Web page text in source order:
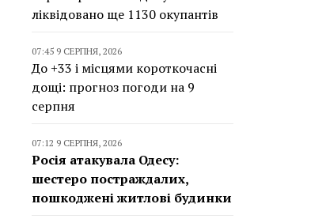
ліквідовано ще 1130 окупантів
07:45 9 СЕРПНЯ, 2026
До +33 і місцями короткочасні
дощі: прогноз погоди на 9
серпня
07:12 9 СЕРПНЯ, 2026
Росія атакувала Одесу:
шестеро постраждалих,
пошкоджені житлові будинки